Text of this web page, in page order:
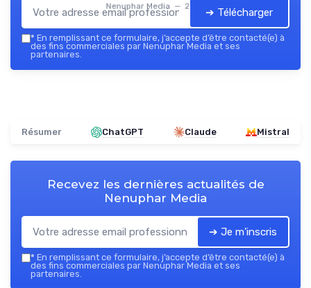
Nenuphar Media — 2026
➔ Télécharger
* En remplissant ce formulaire, j’accepte d’être contacté(e) à
des fins commerciales par Nenuphar Media et ses
partenaires.
Résumer ChatGPT Claude Mistral
Recevez les dernières actualités de
Nenuphar Media
➔ Je m'inscris
* En remplissant ce formulaire, j’accepte d’être contacté(e) à
des fins commerciales par Nenuphar Media et ses
partenaires.